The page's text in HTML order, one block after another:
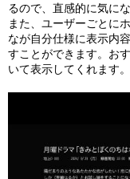
るので、直感的に気に
また、ユーザーごとに
なが自分仕様に表示内
すことができます。お
いて表示してくれます。